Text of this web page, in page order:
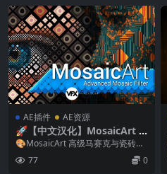
AE插件 AE资源
🚀【中文汉化】MosaicArt v
1.1.3 Win/Mac AE高级马赛
🎨MosaicArt 高级马赛克与瓷砖拼
贴效果AE插件 MosaicArt是一款...
77 0